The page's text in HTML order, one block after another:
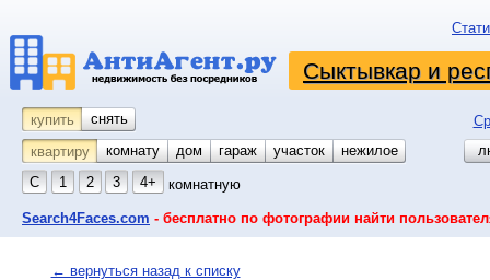
Сыктывкар и
купить снять
квартиру
комнату койко-место
дом гараж участок
нежилое
С
1 2 3 4+ комнатную
Search4Faces.com - бесплатно по фотографии найти
← вернуться назад к списку